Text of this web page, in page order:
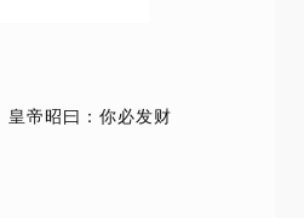
皇帝昭曰：你必发财